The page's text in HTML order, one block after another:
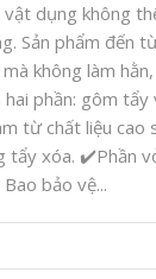
dụng không
Sản phẩm đến
không làm
phần: gôm
từ chất liệu
tẩy xóa. ✔️Phần
bảo vệ...